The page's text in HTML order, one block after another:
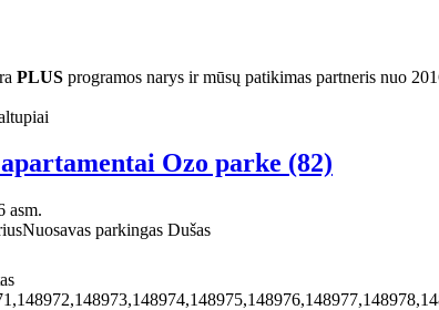
PLUS programos narys ir mūsų patikimas partneris nuo
Ozo parke (82)
asm.
Nuosavas parkingas Dušas